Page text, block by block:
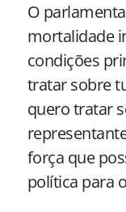
O
mortalidade
condições
tratar sobre
quero tratar
força que
política para